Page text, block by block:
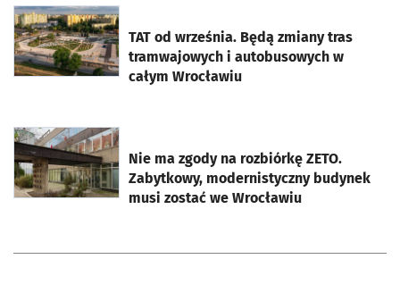
TAT od września. Będą zmiany tras
tramwajowych i autobusowych w
całym Wrocławiu
otworzy się w nowej karcie
Nie ma zgody na rozbiórkę ZETO.
Zabytkowy, modernistyczny budynek
musi zostać we Wrocławiu
otworzy się w nowej karcie